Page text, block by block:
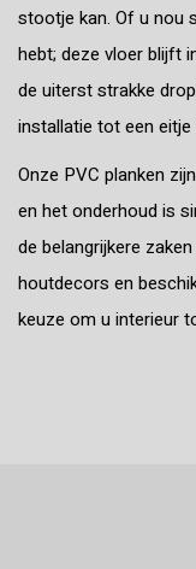
stootje kan. Of u nou
hebt; deze vloer blijft
de uiterst strakke
installatie tot een eitje
Onze PVC planken
en het onderhoud is
de belangrijkere
houtdecors en
keuze om u interieur